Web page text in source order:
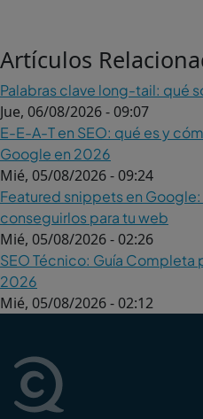
Artículos
Palabras clave long-tail: qué
Jue, 06/08/2026 - 09:07
E-E-A-T en SEO: qué es y
Google en 2026
Mié, 05/08/2026 - 09:24
Featured snippets en
conseguirlos para tu web
Mié, 05/08/2026 - 02:26
SEO Técnico: Guía Completa
2026
Mié, 05/08/2026 - 02:12